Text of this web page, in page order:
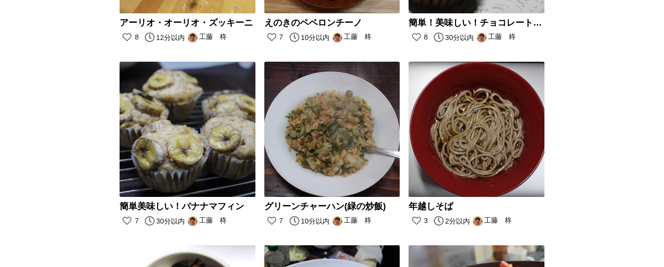
アーリオ・オーリオ・ズッキーニ
8 12分以内 工藤 柊
えのきのペペロンチーノ
7 10分以内 工藤 柊
簡単！美味しい！チョコレートマフィン！
8 30分以内 工藤 柊
簡単美味しい！バナナマフィン
7 30分以内 工藤 柊
グリーンチャーハン(緑の炒飯)
7 10分以内 工藤 柊
年越しそば
3 2分以内 工藤 柊